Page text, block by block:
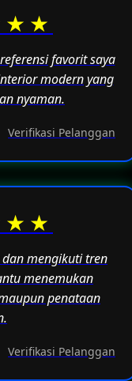
favorit saya
modern yang
nyaman.
Verifikasi Pelanggan
mengikuti tren
menemukan
penataan
Verifikasi Pelanggan